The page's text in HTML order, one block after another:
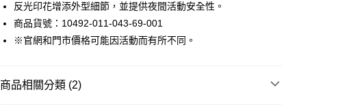
貨到付款
付款後全家取貨
反光印花增添外型細節，並提供夜間活動安全性。
商品貨號：10492-011-043-69-001
※官網和門市價格可能因活動而有所不同。
商品相關分類 (2)